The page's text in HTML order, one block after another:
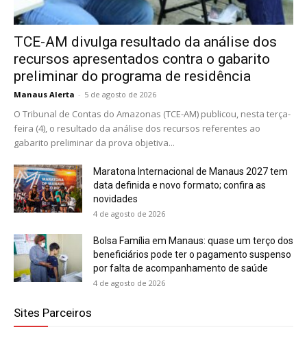
TCE-AM divulga resultado da análise dos
recursos apresentados contra o gabarito
preliminar do programa de residência
Manaus Alerta - 5 de agosto de 2026
O Tribunal de Contas do Amazonas (TCE-AM) publicou, nesta terça-
feira (4), o resultado da análise dos recursos referentes ao
gabarito preliminar da prova objetiva...
Maratona Internacional de Manaus 2027 tem
data definida e novo formato; confira as
novidades
4 de agosto de 2026
Bolsa Família em Manaus: quase um terço dos
beneficiários pode ter o pagamento suspenso
por falta de acompanhamento de saúde
4 de agosto de 2026
Sites Parceiros